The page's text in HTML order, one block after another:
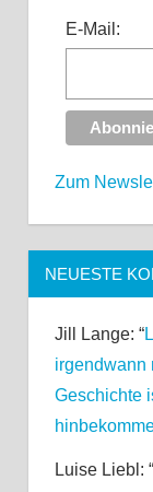
E-Mail:
Zum
NEUESTE
Jill Lange: “
irgendwann
Geschichte
Luise Liebl : “